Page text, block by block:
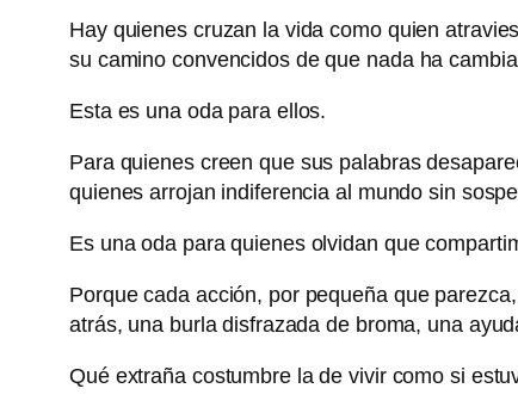
Hay quienes cruzan la vida como quien
su camino convencidos de que nada ha
Esta es una oda para ellos.
Para quienes creen que sus palabras
quienes arrojan indiferencia al mundo sin
Es una oda para quienes olvidan que
Porque cada acción, por pequeña que
atrás, una burla disfrazada de broma, una
Qué extraña costumbre la de vivir como si